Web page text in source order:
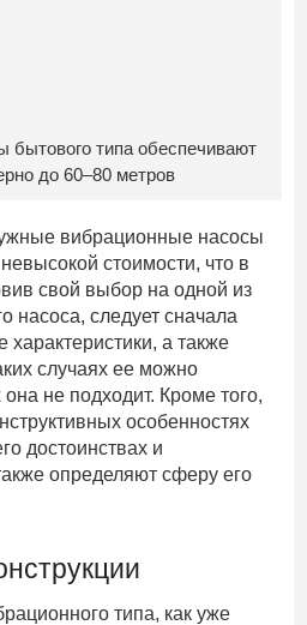
бытового типа обеспечивают
до 60–80 метров
вибрационные насосы
стоимости, что в
свой выбор на одной из
насоса, следует сначала
характеристики, а также
случаях ее можно
не подходит. Кроме того,
особенностях
достоинствах и
определяют сферу его
типа, как уже